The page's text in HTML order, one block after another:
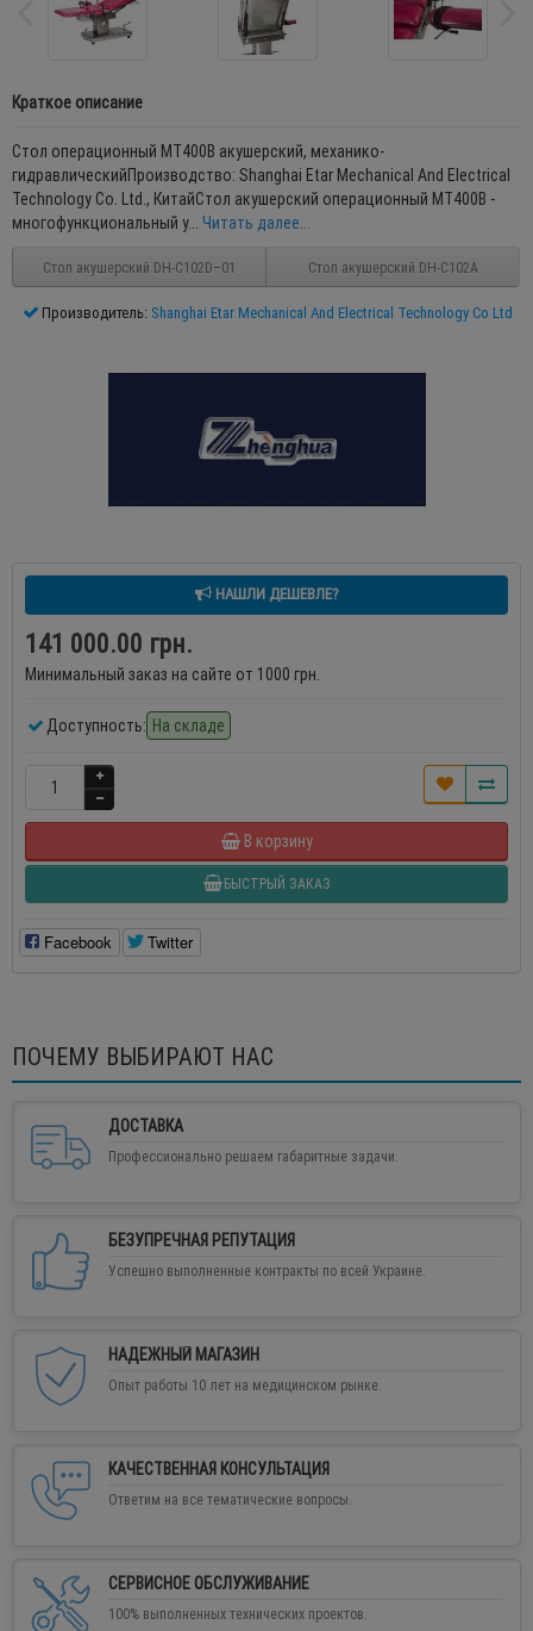
Краткое описание
Стол операционный МТ400В акушерский, механико-
гидравлическийПроизводство: Shanghai Etar Mechanical And Electrical
Technology Co. Ltd., КитайСтол акушерский операционный МТ400В -
многофункциональный у... Читать далее...
Стол акушерский DH-C102D–01 Стол акушерский DH-C102А
Производитель: Shanghai Etar Mechanical And Electrical Technology Co Ltd
НАШЛИ ДЕШЕВЛЕ?
141 000.00 грн.
Минимальный заказ на сайте от 1000 грн.
Доступность: На складе
В корзину
БЫСТРЫЙ ЗАКАЗ
Facebook Twitter
ПОЧЕМУ ВЫБИРАЮТ НАС
ДОСТАВКА
Профессионально решаем габаритные задачи.
БЕЗУПРЕЧНАЯ РЕПУТАЦИЯ
Успешно выполненные контракты по всей Украине.
НАДЕЖНЫЙ МАГАЗИН
Опыт работы 10 лет на медицинском рынке.
КАЧЕСТВЕННАЯ КОНСУЛЬТАЦИЯ
Ответим на все тематические вопросы.
СЕРВИСНОЕ ОБСЛУЖИВАНИЕ
100% выполненных технических проектов.